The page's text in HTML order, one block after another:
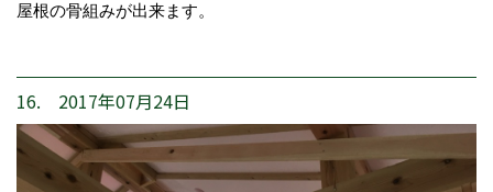
屋根の骨組みが出来ます。
16. 2017年07月24日